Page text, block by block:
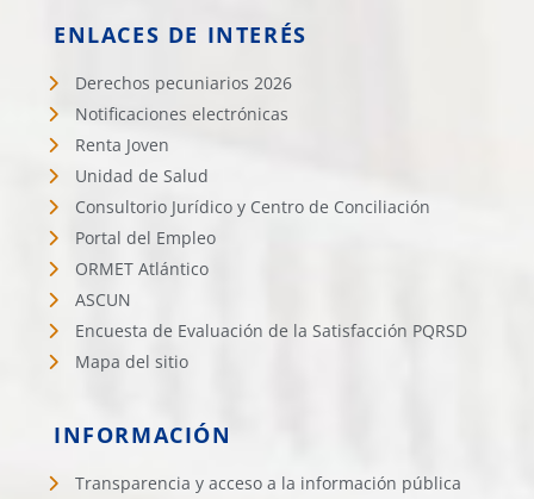
ENLACES DE INTERÉS
Derechos pecuniarios 2026
Notificaciones electrónicas
Renta Joven
Unidad de Salud
Consultorio Jurídico y Centro de Conciliación
Portal del Empleo
ORMET Atlántico
ASCUN
Encuesta de Evaluación de la Satisfacción PQRSD
Mapa del sitio
INFORMACIÓN
Transparencia y acceso a la información pública